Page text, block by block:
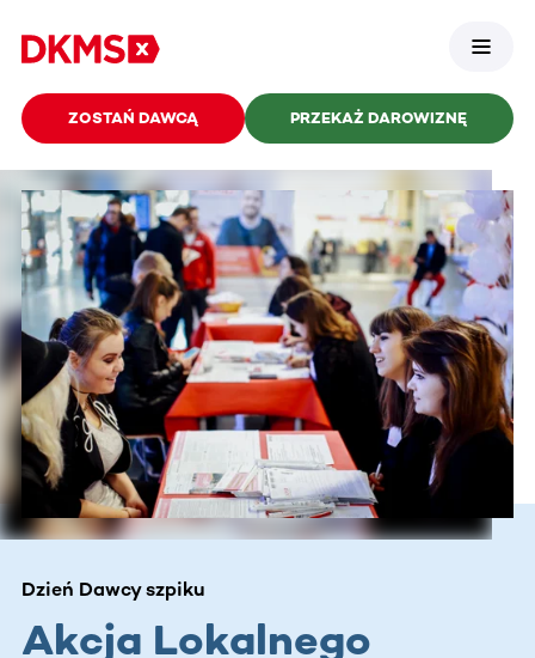
ZOSTAŃ DAWCĄ PRZEKAŻ DAROWIZNĘ
Dzień Dawcy szpiku
Akcja Lokalnego